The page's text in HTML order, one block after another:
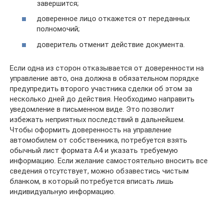
завершится;
доверенное лицо откажется от переданных
полномочий;
доверитель отменит действие документа.
Если одна из сторон отказывается от доверенности на
управление авто, она должна в обязательном порядке
предупредить второго участника сделки об этом за
несколько дней до действия. Необходимо направить
уведомление в письменном виде. Это позволит
избежать неприятных последствий в дальнейшем.
Чтобы оформить доверенность на управление
автомобилем от собственника, потребуется взять
обычный лист формата А4 и указать требуемую
информацию. Если желание самостоятельно вносить все
сведения отсутствует, можно обзавестись чистым
бланком, в который потребуется вписать лишь
индивидуальную информацию.